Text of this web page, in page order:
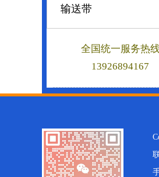
输送带
全国统一服务热
13926894167